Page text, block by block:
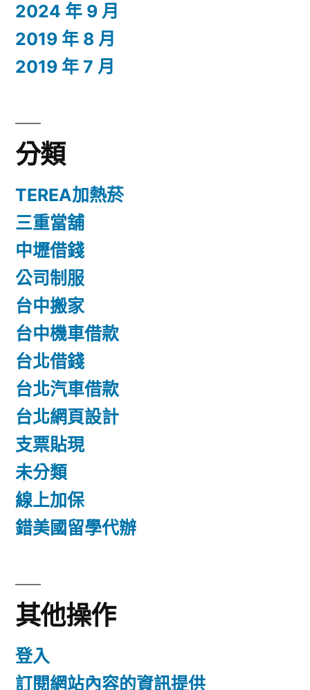
2024 年 9 月
2019 年 8 月
2019 年 7 月
分類
TEREA加熱菸
三重當舖
中壢借錢
公司制服
台中搬家
台中機車借款
台北借錢
台北汽車借款
台北網頁設計
支票貼現
未分類
線上加保
錯美國留學代辦
其他操作
登入
訂閱網站內容的資訊提供